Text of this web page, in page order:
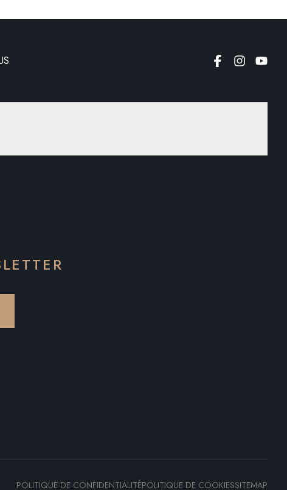
POLITIQUE DE CONFIDENTIALITÉPOLITIQUE DE COOKIESSITEMAP